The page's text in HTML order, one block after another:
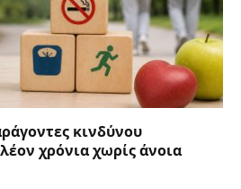
κινδύνου
χρόνια χωρίς άνοια